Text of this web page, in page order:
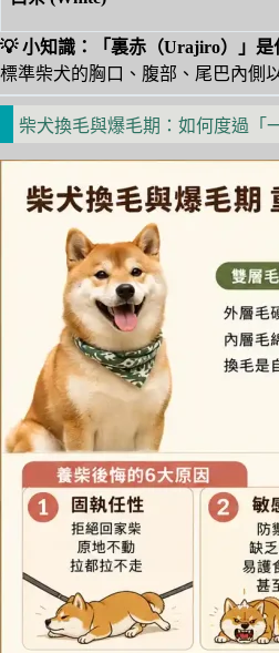
💡 小知識：「裏赤（Urajiro）」是
標準柴犬的胸口、腹部、尾巴內側
柴犬換毛與爆毛期：如何度過「